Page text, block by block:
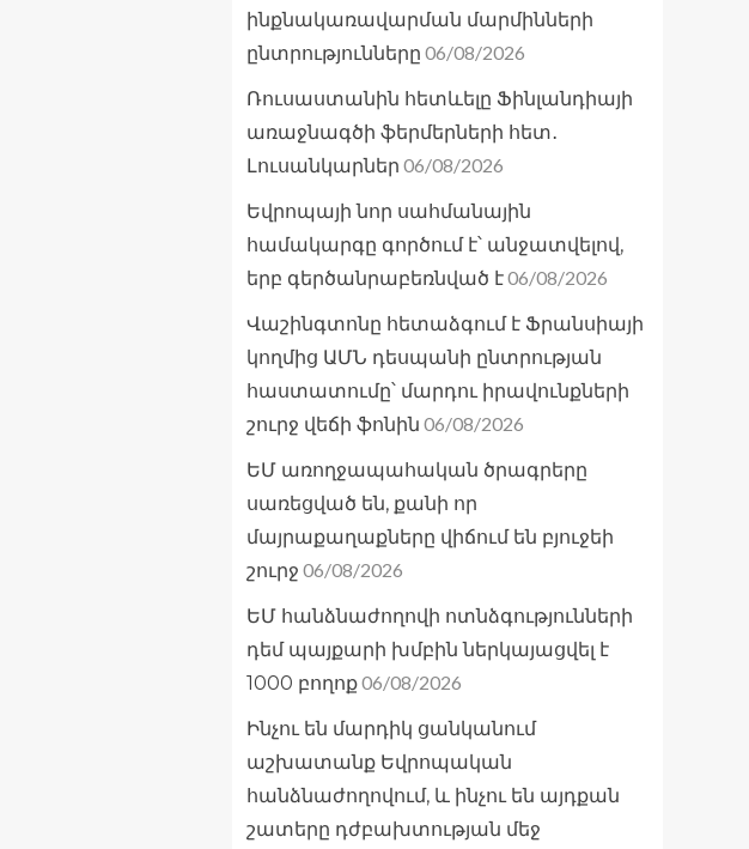
ինքնակառավարման մարմինների
ընտրությունները 06/08/2026
Ռուսաստանին հետևելը Ֆինլանդիայի
առաջնագծի ֆերմերների հետ․
Լուսանկարներ 06/08/2026
Եվրոպայի նոր սահմանային
համակարգը գործում է՝ անջատվելով,
երբ գերծանրաբեռնված է06/08/2026
Վաշինգտոնը հետաձգում է Ֆրանսիայի
կողմից ԱՄՆ դեսպանի ընտրության
հաստատումը՝ մարդու իրավունքների
շուրջ վեճի ֆոնին 06/08/2026
ԵՄ առողջապահական ծրագրերը
սառեցված են, քանի որ
մայրաքաղաքները վիճում են բյուջեի
շուրջ 06/08/2026
ԵՄ հանձնաժողովի ոտնձգությունների
դեմ պայքարի խմբին ներկայացվել է
1000 բողոք06/08/2026
Ինչու են մարդիկ ցանկանում
աշխատանք Եվրոպական
հանձնաժողովում, և ինչու են այդքան
շատերը դժբախտության մեջ